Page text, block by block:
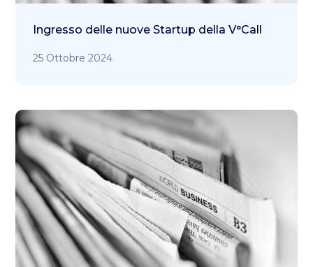
Ingresso delle nuove Startup della V°Call
25 Ottobre 2024